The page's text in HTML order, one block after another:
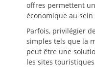
offres permettent
économique au
Parfois, privilégier
simples tels que la
peut être une
les sites